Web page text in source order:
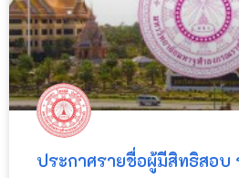
ประกาศรายชื่อผู้มีสิทธิสอบ